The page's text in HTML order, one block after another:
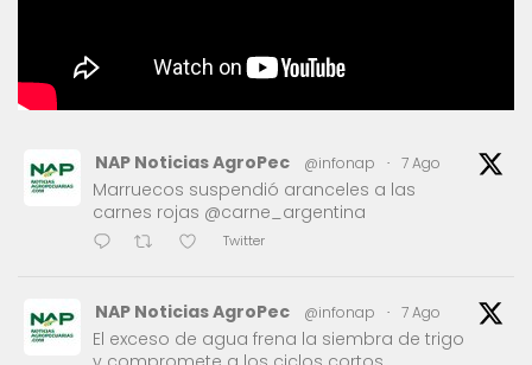
NAP Noticias AgroPec @infonap · 7 Ago
Marruecos suspendió aranceles a las
carnes rojas @carne_argentina
Twitter
NAP Noticias AgroPec @infonap · 7 Ago
El exceso de agua frena la siembra de trigo